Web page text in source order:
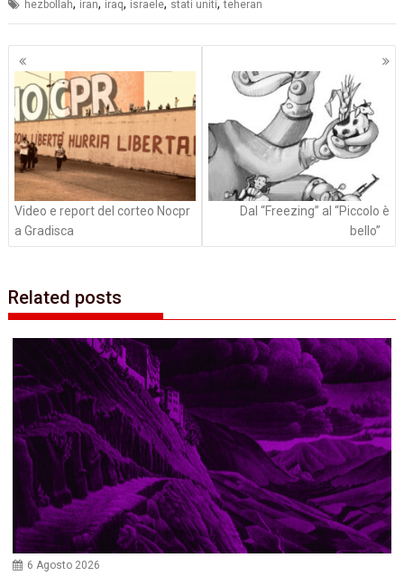
hezbollah, iran, iraq, israele, stati uniti,teheran
Navigazione
articoli
Video e report del corteo Nocpr
a Gradisca
Dal “Freezing” al “Piccolo è
bello”
Related posts
6 Agosto 2026